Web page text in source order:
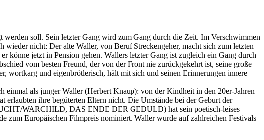
werden soll. Sein letzter Gang wird zum Gang durch die Zeit. Im Verschwimmen
nicht: Der alte Waller, von Beruf Streckengeher, macht sich zum letzten
könne jetzt in Pension gehen. Wallers letzter Gang ist zugleich ein Gang durch
vom besten Freund, der von der Front nie zurückgekehrt ist, seine große
wortkarg und eigenbrötlerisch, hält mit sich und seinen Erinnerungen innere
einmal als junger Waller (Herbert Knaup): von der Kindheit in den 20er-Jahren
ihre begüterten Eltern nicht. Die Umstände bei der Geburt der
WARCHILD, DAS ENDE DER GEDULD) hat sein poetisch-leises
zum Europäischen Filmpreis nominiert. Waller wurde auf zahlreichen Festivals